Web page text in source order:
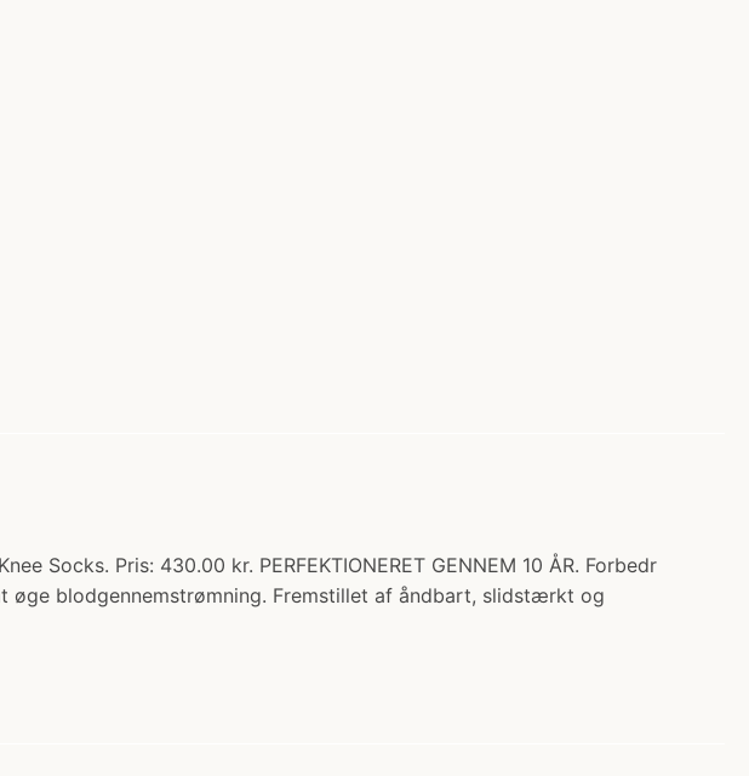
Socks. Pris: 430.00 kr. PERFEKTIONERET GENNEM 10 ÅR. Forbedr
blodgennemstrømning. Fremstillet af åndbart, slidstærkt og